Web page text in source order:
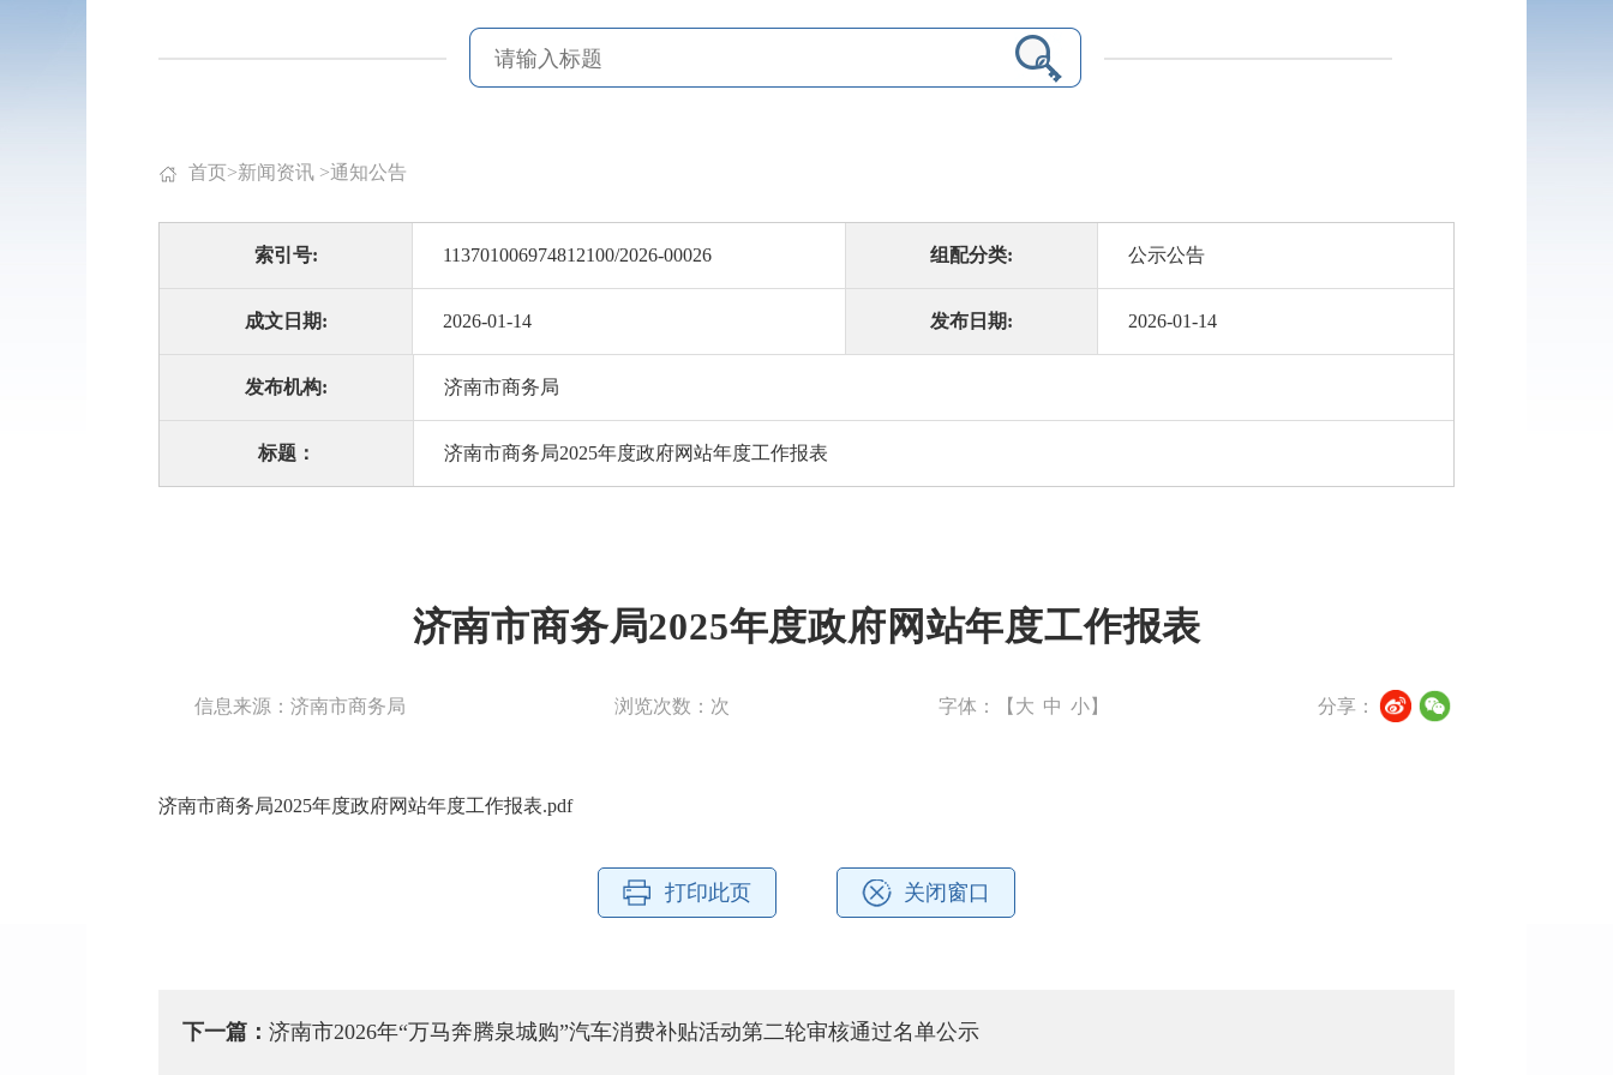
首页 >新闻资讯 >通知公告
索引号: 113701006974812100/2026-00026 组配分类: 公示公告
成文日期: 2026-01-14 发布日期: 2026-01-14
发布机构: 济南市商务局
标题： 济南市商务局2025年度政府网站年度工作报表
济南市商务局2025年度政府网站年度工作报表
信息来源：济南市商务局 浏览次数： 次 字体：【 大 中 小】 分享：
济南市商务局2025年度政府网站年度工作报表.pdf
打印此页 关闭窗口
下一篇： 济南市2026年“万马奔腾泉城购”汽车消费补贴活动第二轮审核通过名单公示